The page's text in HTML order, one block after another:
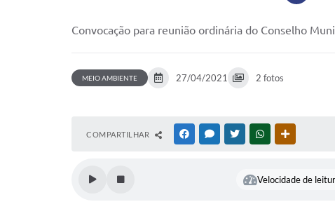
Convocação para reunião ordinária do Conselho
MEIO AMBIENTE 27/04/2021 2 fotos
COMPARTILHAR FACEBOOKMESSENGER
TWITTERWHATSAPP
Velocidade de